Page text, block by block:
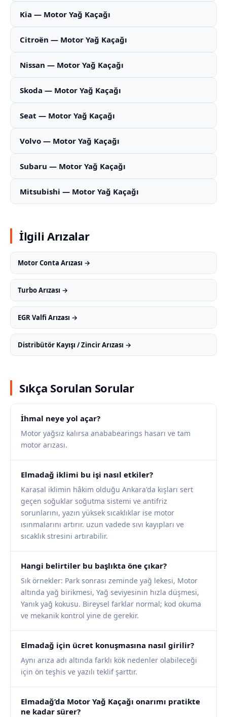
Kia — Motor Yağ Kaçağı
Citroën — Motor Yağ Kaçağı
Nissan — Motor Yağ Kaçağı
Skoda — Motor Yağ Kaçağı
Seat — Motor Yağ Kaçağı
Volvo — Motor Yağ Kaçağı
Subaru — Motor Yağ Kaçağı
Mitsubishi — Motor Yağ Kaçağı
İlgili Arızalar
Motor Conta Arızası →
Turbo Arızası →
EGR Valfi Arızası →
Distribütör Kayışı / Zincir Arızası →
Sıkça Sorulan Sorular
İhmal neye yol açar?
Motor yağsız kalırsa anababearings hasarı ve tam
motor arızası.
Elmadağ iklimi bu işi nasıl etkiler?
Karasal iklimin hâkim olduğu Ankara'da kışları sert
geçen soğuklar soğutma sistemi ve antifriz
sorunlarını, yazın yüksek sıcaklıklar ise motor
ısınmalarını artırır. uzun vadede sıvı kayıpları ve
sıcaklık stresini artırabilir.
Hangi belirtiler bu başlıkta öne çıkar?
Sık örnekler: Park sonrası zeminde yağ lekesi, Motor
altında yağ birikmesi, Yağ seviyesinin hızla düşmesi,
Yanık yağ kokusu. Bireysel farklar normal; kod okuma
ve mekanik kontrol yine de gerekir.
Elmadağ için ücret konuşmasına nasıl girilir?
Aynı arıza adı altında farklı kök nedenler olabileceği
için ön teşhis ve yazılı teklif şarttır.
Elmadağ’da Motor Yağ Kaçağı onarımı pratikte
ne kadar sürer?